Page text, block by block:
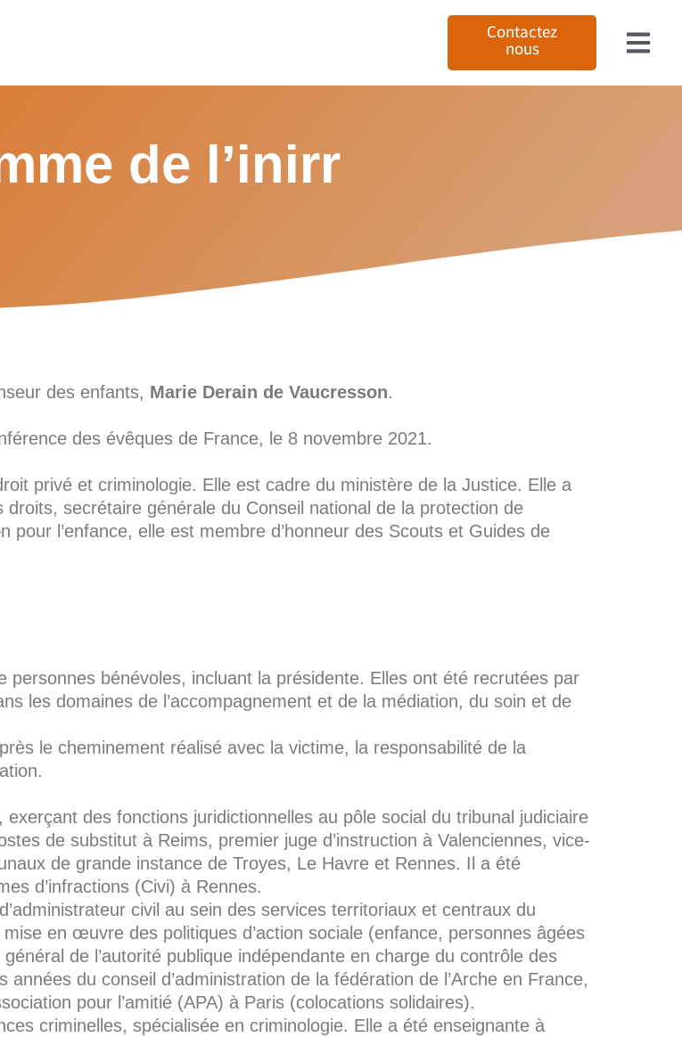
Contactez
nous
de l’inirr
des enfants, Marie Derain de Vaucresson.
des évêques de France, le 8 novembre 2021.
privé et criminologie. Elle est cadre du ministère de la Justice. Elle a
secrétaire générale du Conseil national de la protection de
pour l’enfance, elle est membre d’honneur des Scouts et Guides de
bénévoles, incluant la présidente. Elles ont été recrutées par
les domaines de l’accompagnement et de la médiation, du soin et de
le cheminement réalisé avec la victime, la responsabilité de la
des fonctions juridictionnelles au pôle social du tribunal judiciaire
de substitut à Reims, premier juge d’instruction à Valenciennes, vice-
de grande instance de Troyes, Le Havre et Rennes. Il a été
d’infractions (Civi) à Rennes.
civil au sein des services territoriaux et centraux du
en œuvre des politiques d’action sociale (enfance, personnes âgées
de l’autorité publique indépendante en charge du contrôle des
du conseil d’administration de la fédération de l’Arche en France,
pour l’amitié (APA) à Paris (colocations solidaires).
criminelles, spécialisée en criminologie. Elle a été enseignante à